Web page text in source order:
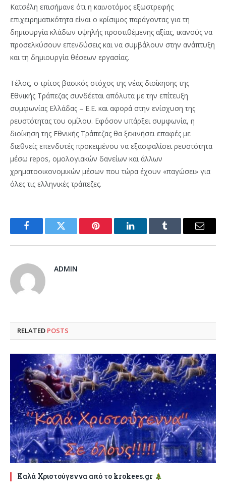
Κατσέλη επισήμανε ότι η καινοτόμος εξωστρεφής
επιχειρηματικότητα είναι ο κρίσιμος παράγοντας για τη
δημιουργία κλάδων υψηλής προστιθέμενης αξίας, ικανούς να
προσελκύσουν επενδύσεις και να συμβάλουν στην ανάπτυξη
και τη δημιουργία θέσεων εργασίας.
Τέλος, ο τρίτος βασικός στόχος της νέας διοίκησης της
Εθνικής Τράπεζας συνδέεται απόλυτα με την επίτευξη
συμφωνίας Ελλάδας – Ε.Ε. και αφορά στην ενίσχυση της
ρευστότητας του ομίλου. Εφόσον υπάρξει συμφωνία, η
διοίκηση της Εθνικής Τράπεζας θα ξεκινήσει επαφές με
διεθνείς επενδυτές προκειμένου να εξασφαλίσει ρευστότητα
μέσω repos, ομολογιακών δανείων και άλλων
χρηματοοικονομικών μέσων που τώρα έχουν «παγώσει» για
όλες τις ελληνικές τράπεζες.
FacebookTwitter Pinterest LinkedInTumblr Email
ADMIN
RELATED POSTS
Καλά Χριστούγεννα από το krokees.gr